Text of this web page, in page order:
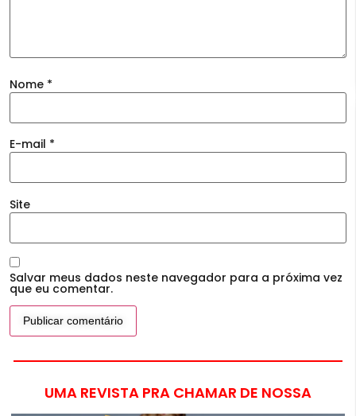
Nome *
E-mail *
Site
Salvar meus dados neste navegador para a próxima vez
que eu comentar.
UMA REVISTA PRA CHAMAR DE NOSSA